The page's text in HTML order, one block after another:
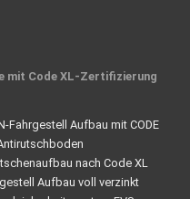
mit Code XL-Zertifizierung
Fahrgestell Aufbau mit CODE
nach Code XL
Aufbau voll verzinkt